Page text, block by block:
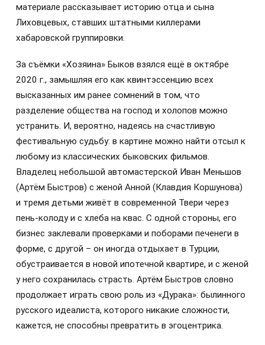
материале рассказывает историю отца и сына
Лиховцевых, ставших штатными киллерами
хабаровской группировки.
За съёмки «Хозяина» Быков взялся ещё в октябре
2020 г., замышляя его как квинтэссенцию всех
высказанных им ранее сомнений в том, что
разделение общества на господ и холопов можно
устранить. И, вероятно, надеясь на счастливую
фестивальную судьбу: в картине можно найти отсыл к
любому из классических быковских фильмов.
Владелец небольшой автомастерской Иван Меньшов
(Артём Быстров) с женой Анной (Клавдия Коршунова)
и тремя детьми живёт в современной Твери через
пень-колоду и с хлеба на квас. С одной стороны, его
бизнес заклевали проверками и поборами печенеги в
форме, с другой – он иногда отдыхает в Турции,
обустраивается в новой ипотечной квартире, и с женой
у него сохранилась страсть. Артём Быстров словно
продолжает играть свою роль из «Дурака»: былинного
русского идеалиста, которого никакие сложности,
кажется, не способны превратить в эгоцентрика.